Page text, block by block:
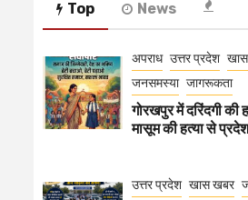
Top News
अपराध उत्तर प्रदेश
जनसमस्या जागरूकता
गोरखपुर में दरिंदगी की
मासूम की हत्या से
उत्तर प्रदेश खास खबर